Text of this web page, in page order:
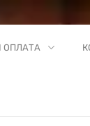
ОПЛАТА